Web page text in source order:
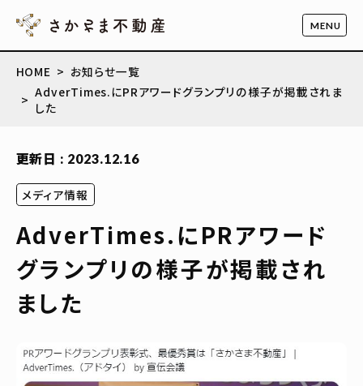
HOME
お知らせ一覧
AdverTimes.にPRアワードグランプリの様子が掲載されま
した
更新日 : 2023.12.16
メディア情報
AdverTimes.にPRアワード
グランプリの様子が掲載され
ました